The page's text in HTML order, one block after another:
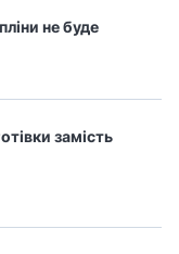
не буде
замість